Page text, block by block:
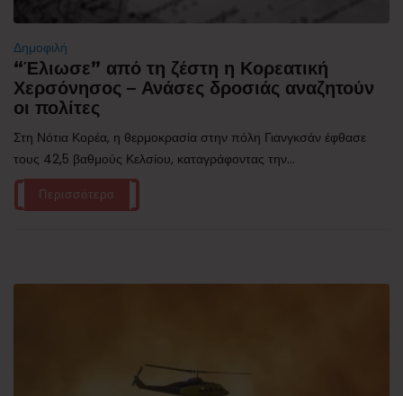
Δημοφιλή
“Έλιωσε” από τη ζέστη η Κορεατική
Χερσόνησος – Ανάσες δροσιάς αναζητούν
οι πολίτες
Στη Νότια Κορέα, η θερμοκρασία στην πόλη Γιανγκσάν έφθασε
τους 42,5 βαθμούς Κελσίου, καταγράφοντας την...
Περισσότερα